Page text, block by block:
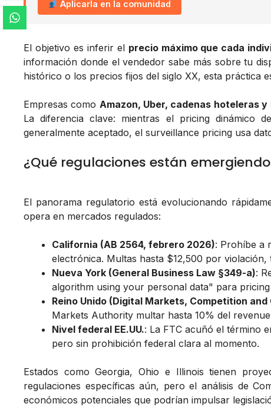
Aplicarla en la comunidad
El objetivo es inferir el precio máximo que cada
información donde el vendedor sabe más sobre tu
histórico o los precios fijos del siglo XX, esta práctica
Empresas como Amazon, Uber, cadenas hoteleras
La diferencia clave: mientras el pricing dinámico
generalmente aceptado, el surveillance pricing usa
¿Qué regulaciones están
El panorama regulatorio está evolucionando
opera en mercados regulados:
California (AB 2564, febrero 2026): Prohíbe a
electrónica. Multas hasta $12,500 por violación,
Nueva York (General Business Law §349-a):
algorithm using your personal data" para
Reino Unido (Digital Markets, Competition
Markets Authority multar hasta 10% del
Nivel federal EE.UU.: La FTC acuñó el término
pero sin prohibición federal clara al momento.
Estados como Georgia, Ohio e Illinois tienen
regulaciones específicas aún, pero el análisis de
económicos potenciales que podrían impulsar